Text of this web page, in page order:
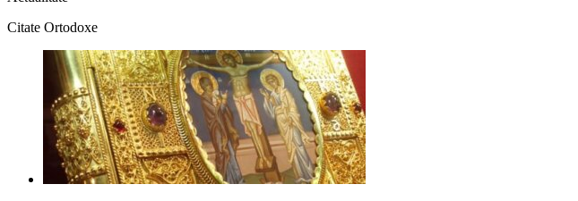
Citate Ortodoxe